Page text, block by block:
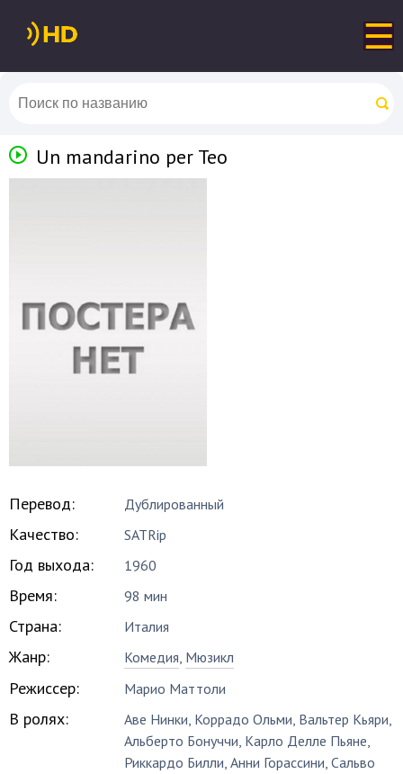
Un mandarino per Teo
Перевод: Дублированный
Качество: SATRip
Год выхода: 1960
Время: 98 мин
Страна: Италия
Жанр: Комедия, Мюзикл
Режиссер: Марио Маттоли
В ролях: Аве Нинки, Коррадо Ольми, Вальтер Кьяри,
Альберто Бонуччи, Карло Делле Пьяне,
Риккардо Билли,Анни Горассини,Сальво